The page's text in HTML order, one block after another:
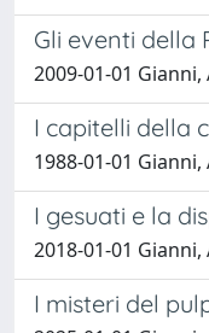
Gli eventi della
2009-01-01
I capitelli della
1988-01-01
I gesuati e la
2018-01-01
I misteri del